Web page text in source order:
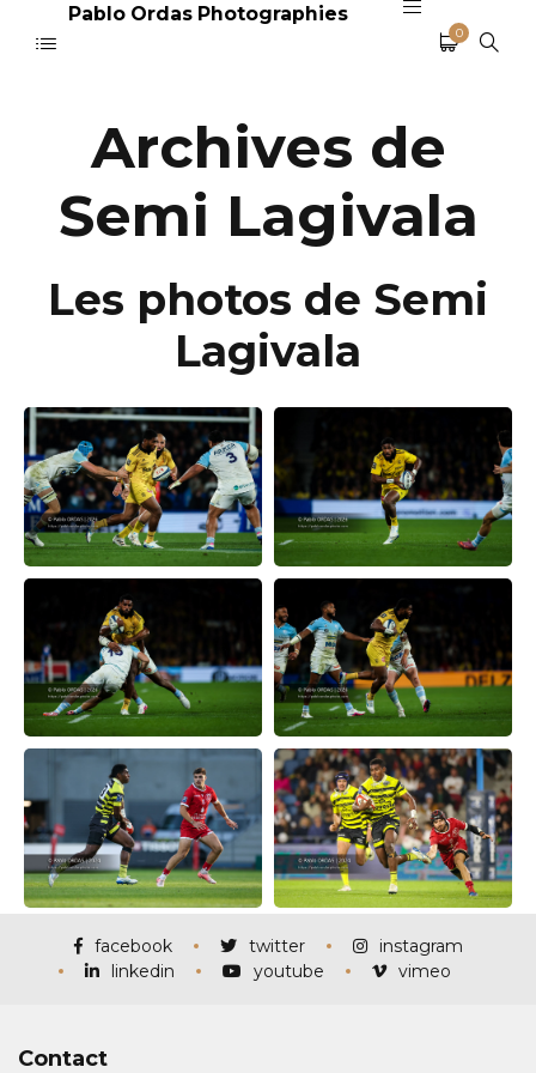
Pablo Ordas Photographies
0
Archives de
Semi Lagivala
Les photos de Semi
Lagivala
facebook twitter
instagram
linkedin
youtube vimeo
Contact